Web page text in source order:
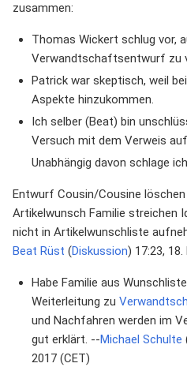
zusammen:
Thomas Wickert schlug vor,
Verwandtschaftsentwurf zu
Patrick war skeptisch, weil
Aspekte hinzukommen.
Ich selber (Beat) bin
Versuch mit dem Verweis
Unabhängig davon schlage
Entwurf Cousin/Cousine
Artikelwunsch Familie streichen
nicht in Artikelwunschliste
Beat Rüst (Diskussion) 17:23, 18.
Habe Familie aus
Weiterleitung zu
und Nachfahren werden im
gut erklärt. --Michael Schulte
2017 (CET)